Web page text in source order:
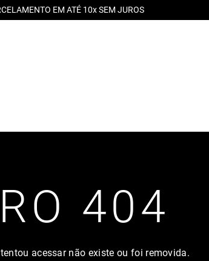
EM ATÉ 10x SEM JUROS
404
acessar não existe ou foi removida.